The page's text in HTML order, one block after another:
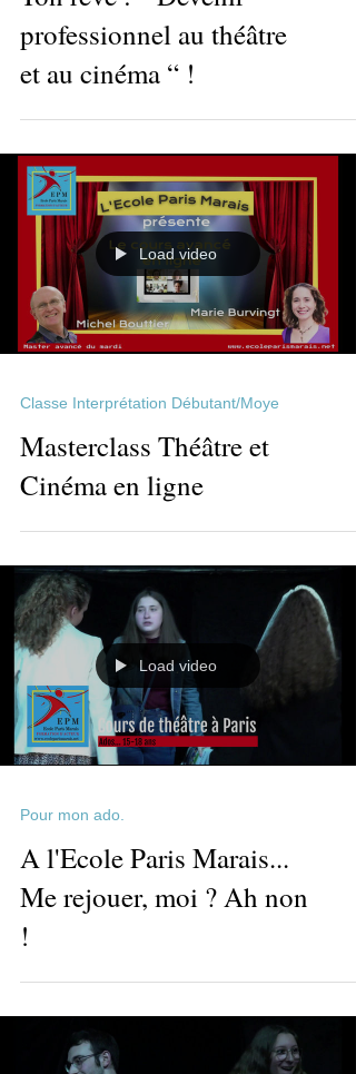
Ton rêve : “ Devenir
professionnel au théâtre
et au cinéma “ !
Load video
Classe Interprétation Débutant/Moye
Masterclass Théâtre et
Cinéma en ligne
Load video
Pour mon ado.
A l'Ecole Paris Marais...
Me rejouer, moi ? Ah non
!